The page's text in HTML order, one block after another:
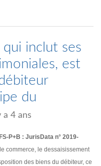
qui inclut ses
est
du
a 4 ans
P+B : JurisData n° 2019-
commerce, le dessaisissement
des biens du débiteur, ce